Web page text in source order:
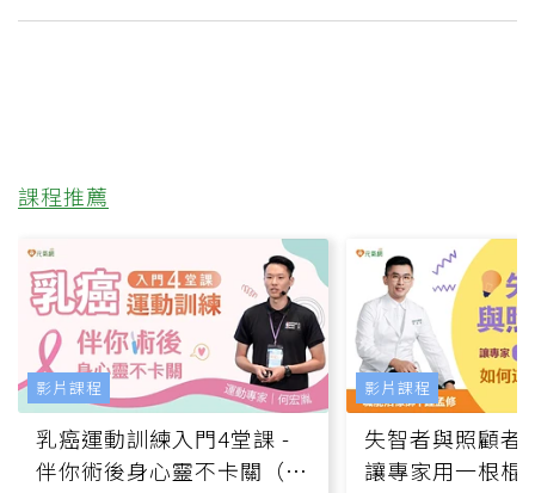
課程推薦
乳癌運動訓練入門4堂課 -
伴你術後身心靈不卡關（線
影片課程
失智者與照顧者
讓專家用一根棍
影片課程